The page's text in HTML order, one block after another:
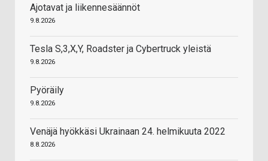
Ajotavat ja liikennesäännöt
9.8.2026
Tesla S,3,X,Y, Roadster ja Cybertruck yleistä
9.8.2026
Pyöräily
9.8.2026
Venäjä hyökkäsi Ukrainaan 24. helmikuuta 2022
8.8.2026